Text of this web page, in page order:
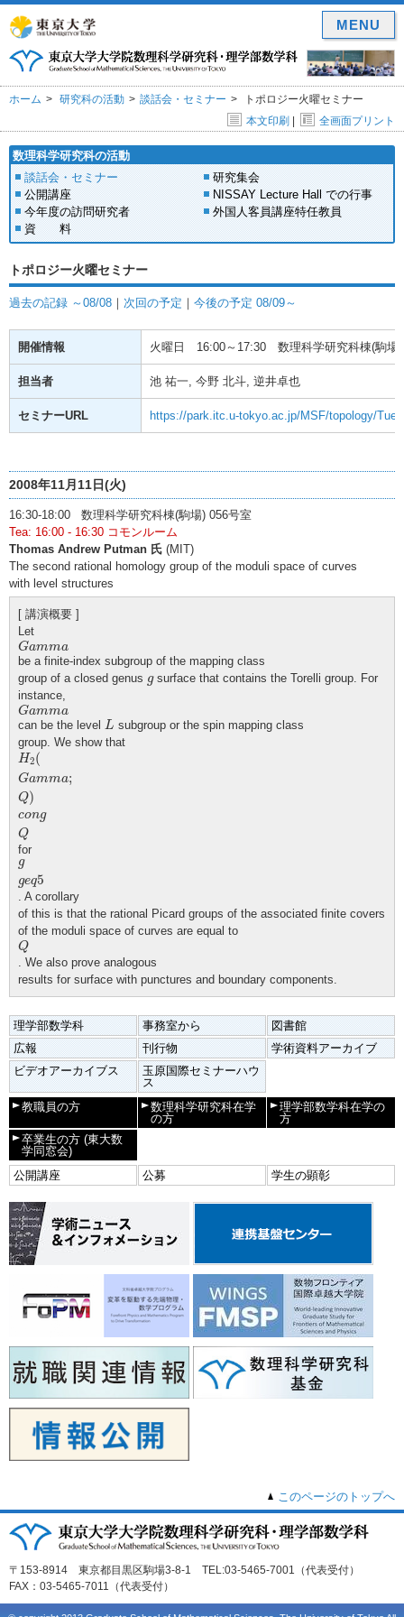
ホーム 研究科の活動 談話会・セミナー
トポロジー火曜セミナー
本文印刷 | 全画面プリント
数理科学研究科の活動
談話会・セミナー
研究集会
公開講座
NISSAY Lecture Hall での行事
今年度の訪問研究者
外国人客員講座特任教員
資 料
トポロジー火曜セミナー
過去の記録 ～08/08 ｜ 次回の予定 ｜ 今後の予定 08/09～
開催情報 火曜日 16:00～17:30 数理科学研究科棟(駒場
担当者 池 祐一, 今野 北斗, 逆井卓也
セミナーURL https://park.itc.u-tokyo.ac.jp/MSF/topology/
2008年11月11日(火)
16:30-18:00 数理科学研究科棟(駒場) 056号室
Tea: 16:00 - 16:30 コモンルーム
Thomas Andrew Putman 氏 (MIT)
The second rational homology group of the moduli space of curves
with level structures
[ 講演概要 ]
Let
Gamma
Ga
be a finite-index subgroup of the mapping class
group of a closed genus g
gsurface that contains the Torelli group. For
instance,
Gamma
Gamma
can be the level L
L subgroup or the spin mapping class
group. We show that
H2(
Gamma;
Q)
cong
Q
H2(G amma;Q )con
for
g
geq5
gg
. A corollary
of this is that the rational Picard groups of the associated finite covers
of the moduli space of curves are equal to
Q
Q
. We also prove analogous
results for surface with punctures and boundary components.
理学部数学科 事務室から
図書館
広報
刊行物
学術資料アーカイブ
ビデオアーカイブス
玉原国際セミナーハウ
ス
教職員の方
数理科学研究科在学
の方
理学部数学科在学の
方
卒業生の方 (東大数
学同窓会)
公開講座
公募 学生の顕彰
このページのトップへ
〒153-8914 東京都目黒区駒場3-8-1 TEL:03-5465-7001（代表受付）
FAX：03-5465-7011（代表受付）
MENU